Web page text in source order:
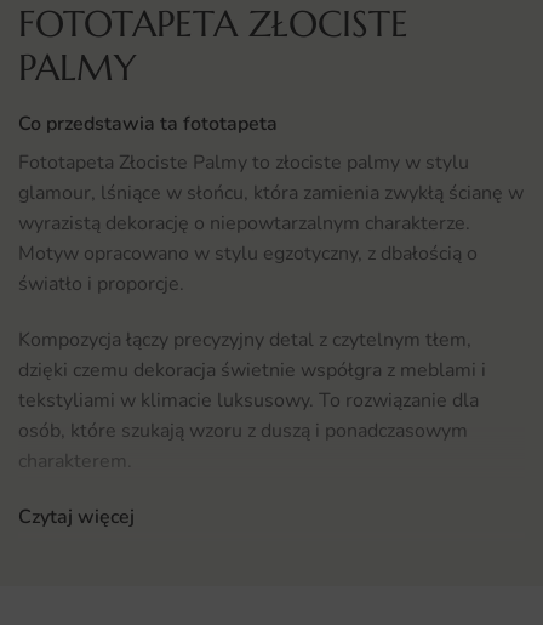
FOTOTAPETA ZŁOCISTE
PALMY
Co przedstawia ta fototapeta
Fototapeta Złociste Palmy to złociste palmy w stylu
glamour, lśniące w słońcu, która zamienia zwykłą ścianę w
wyrazistą dekorację o niepowtarzalnym charakterze.
Motyw opracowano w stylu egzotyczny, z dbałością o
światło i proporcje.
Kompozycja łączy precyzyjny detal z czytelnym tłem,
dzięki czemu dekoracja świetnie współgra z meblami i
tekstyliami w klimacie luksusowy. To rozwiązanie dla
osób, które szukają wzoru z duszą i ponadczasowym
charakterem.
Gdzie sprawdzi się fototapeta Złociste Palmy
Czytaj więcej